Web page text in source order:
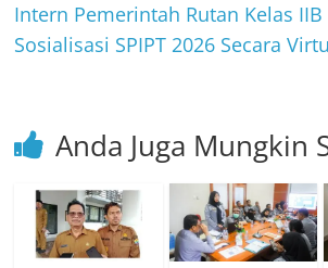
Intern Pemerintah Rutan Kelas
Sosialisasi SPIPT 2026 Secara
Anda Juga Mungkin